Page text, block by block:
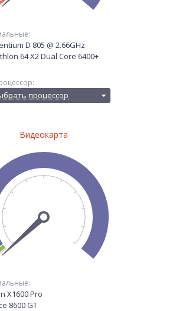
D 805 @ 2.66GHz
64 X2 Dual Core 6400+
процессор
Видеокарта
X1600 Pro
8600 GT